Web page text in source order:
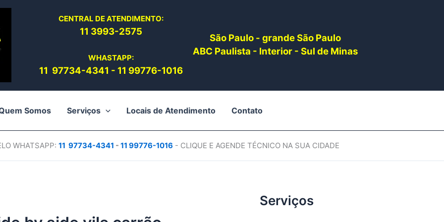
CENTRAL DE ATENDIMENTO:
11 3993-2575
WHASTAPP:
11 97734-4341 - 11 99776-1016
São Paulo - grande São Paulo
ABC Paulista - Interior - Sul de Minas
Somos Serviços Locais de Atendimento Contato
WHATSAPP: 11 97734-4341 - 11 99776-1016 - CLIQUE E AGENDE TÉCNICO NA SUA CIDADE
Serviços